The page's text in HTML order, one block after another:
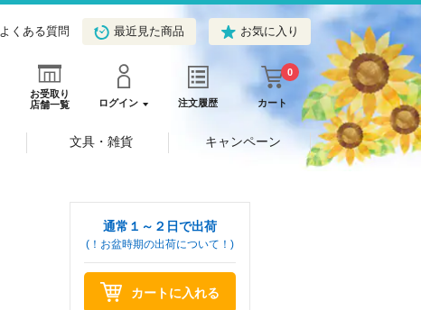
よくある質問 最近見た商品 お気に入り
お受取り
店舗一覧
ログイン 注文履歴 カート
0
文具・雑貨 キャンペーン
通常１～２日で出荷
(！お盆時期の出荷について！)
カートに入れる